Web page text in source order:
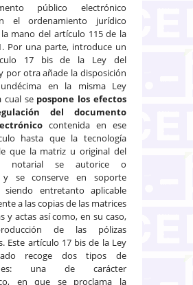
público electrónico
el ordenamiento jurídico
mano del artículo 115 de la
Por una parte, introduce un
17 bis de la Ley del
por otra añade la disposición
en la misma Ley
cual se pospone los efectos
del documento
contenida en ese
hasta que la tecnología
que la matriz u original del
notarial se autorice o
y se conserve en soporte
siendo entretanto aplicable
a las copias de las matrices
y actas así como, en su caso,
de las pólizas
Este artículo 17 bis de la Ley
recoge dos tipos de
una de carácter
en que se proclama la